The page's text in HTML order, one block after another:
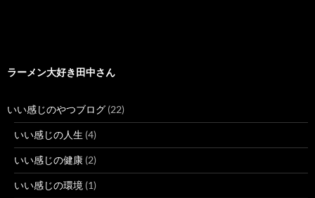
ラーメン大好き田中さん
いい感じのやつブログ (22)
いい感じの人生 (4)
いい感じの健康 (2)
いい感じの環境 (1)